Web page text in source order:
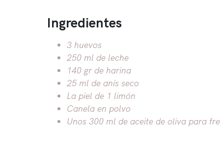
Ingredientes
3 huevos
250 ml de leche
140 gr de harina
25 ml de anís seco
La piel de 1 limón
Canela en polvo
Unos 300 ml de aceite de oliva para